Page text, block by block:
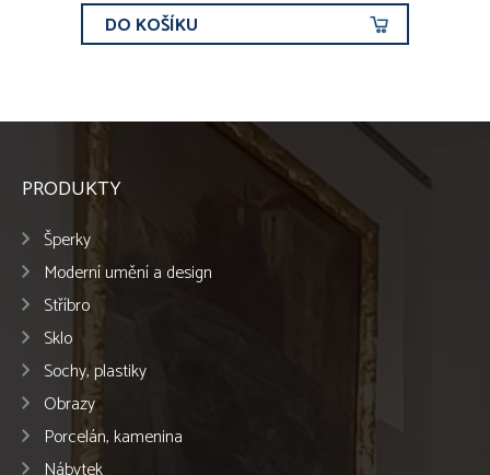
DO KOŠÍKU
PRODUKTY
Šperky
Moderní umění a design
Stříbro
Sklo
Sochy, plastiky
Obrazy
Porcelán, kamenina